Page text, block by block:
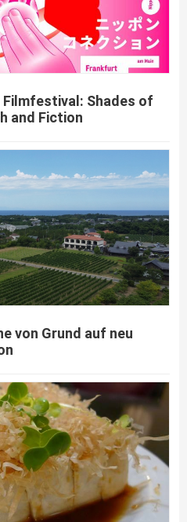
Filmfestival: Shades of
and Fiction
von Grund auf neu